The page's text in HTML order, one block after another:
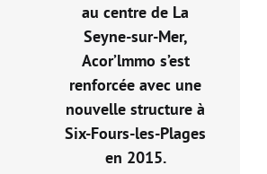
au centre de La
Seyne-sur-Mer,
Acor’lmmo s’est
renforcée avec une
nouvelle structure à
Six-Fours-les-Plages
en 2015.